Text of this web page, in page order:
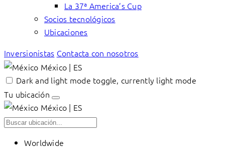
La 37ª America’s Cup
Socios tecnológicos
Ubicaciones
Inversionistas Contacta con nosotros
México | ES
Dark and light mode toggle, currently light mode
Tu ubicación
México | ES
Worldwide